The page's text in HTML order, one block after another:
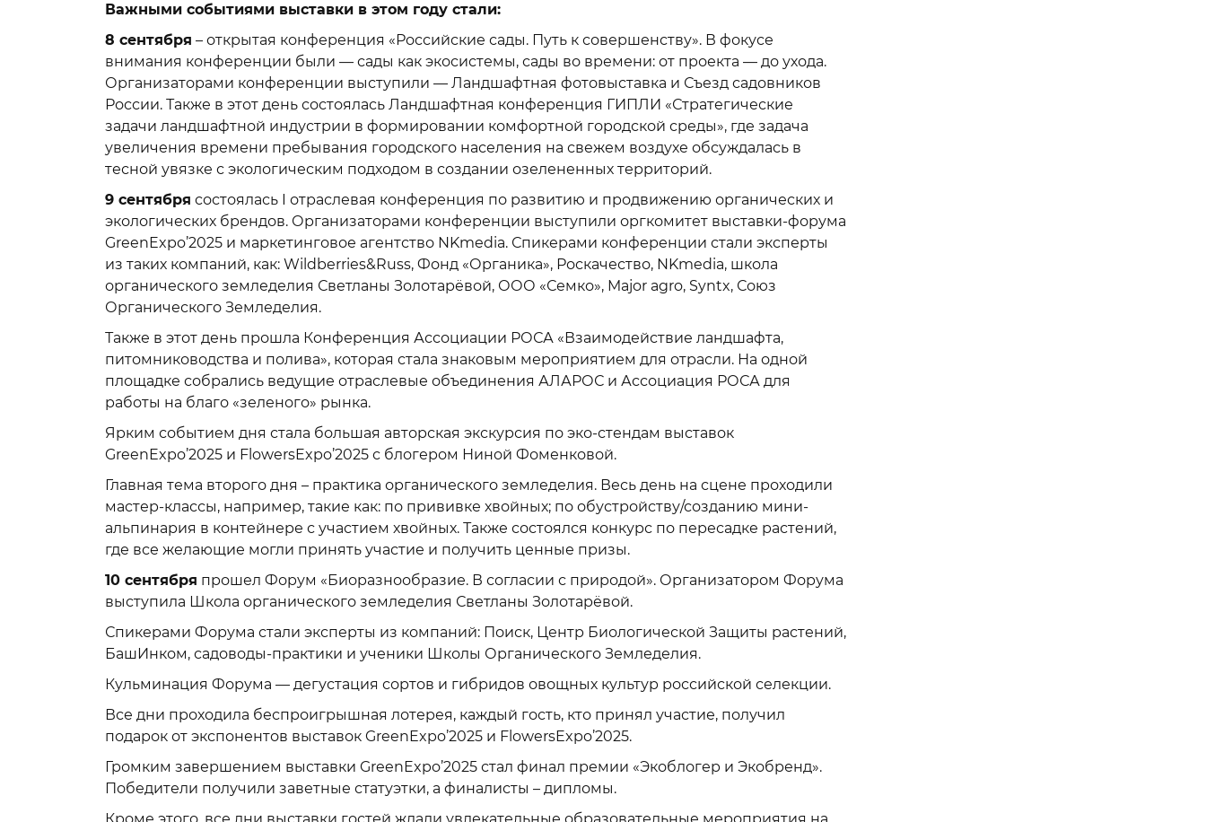
Важными событиями выставки в этом году стали:
8 сентября – открытая конференция «Российские сады. Путь к совершенству». В фокусе
внимания конференции были — сады как экосистемы, сады во времени: от проекта — до ухода.
Организаторами конференции выступили — Ландшафтная фотовыставка и Съезд садовников
России. Также в этот день состоялась Ландшафтная конференция ГИПЛИ «Стратегические
задачи ландшафтной индустрии в формировании комфортной городской среды», где задача
увеличения времени пребывания городского населения на свежем воздухе обсуждалась в
тесной увязке с экологическим подходом в создании озелененных территорий.
9 сентября состоялась I отраслевая конференция по развитию и продвижению органических и
экологических брендов. Организаторами конференции выступили оргкомитет выставки-форума
GreenExpo’2025 и маркетинговое агентство NKmedia. Спикерами конференции стали эксперты
из таких компаний, как: Wildberries&Russ, Фонд «Органика», Роскачество, NKmedia, школа
органического земледелия Светланы Золотарёвой, ООО «Семко», Major agro, Syntx, Союз
Органического Земледелия.
Также в этот день прошла Конференция Ассоциации РОСА «Взаимодействие ландшафта,
питомниководства и полива», которая стала знаковым мероприятием для отрасли. На одной
площадке собрались ведущие отраслевые объединения АЛАРОС и Ассоциация РОСА для
работы на благо «зеленого» рынка.
Ярким событием дня стала большая авторская экскурсия по эко-стендам выставок
GreenExpo’2025 и FlowersExpo’2025 с блогером Ниной Фоменковой.
Главная тема второго дня – практика органического земледелия. Весь день на сцене проходили
мастер-классы, например, такие как: по прививке хвойных; по обустройству/созданию мини-
альпинария в контейнере с участием хвойных. Также состоялся конкурс по пересадке растений,
где все желающие могли принять участие и получить ценные призы.
10 сентября прошел Форум «Биоразнообразие. В согласии с природой». Организатором Форума
выступила Школа органического земледелия Светланы Золотарёвой.
Спикерами Форума стали эксперты из компаний: Поиск, Центр Биологической Защиты растений,
БашИнком, садоводы-практики и ученики Школы Органического Земледелия.
Кульминация Форума — дегустация сортов и гибридов овощных культур российской селекции.
Все дни проходила беспроигрышная лотерея, каждый гость, кто принял участие, получил
подарок от экспонентов выставок GreenExpo’2025 и FlowersExpo’2025.
Громким завершением выставки GreenExpo’2025 стал финал премии «Экоблогер и Экобренд».
Победители получили заветные статуэтки, а финалисты – дипломы.